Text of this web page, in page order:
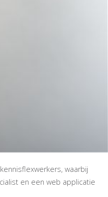
waarbij
en een web applicatie